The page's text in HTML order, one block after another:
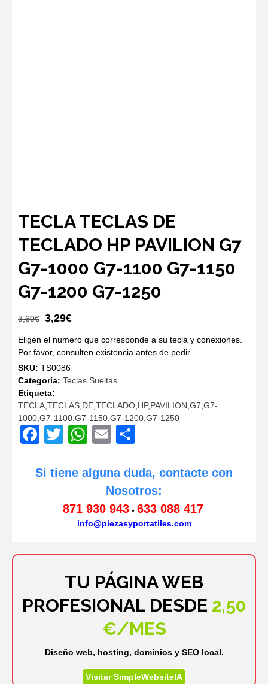
TECLA TECLAS DE
TECLADO HP PAVILION G7
G7-1000 G7-1100 G7-1150
G7-1200 G7-1250
3,60€ El
original
era:
3,60€.
3,29€
actual
es:
Eligen el numero que corresponde a su tecla y conexiones.
Por favor, consulten existencia antes de pedir
SKU: TS0086
Categoría: Teclas Sueltas
Etiqueta:
TECLA,TECLAS,DE,TECLADO,HP,PAVILION,G7,G7-
1000,G7-1100,G7-1150,G7-1200,G7-1250
Facebook
TwitterWhatsApp
Email
Si tiene alguna duda, contacte con
Nosotros:
871 930 943- 633 088 417
info@piezasyportatiles.com
TU PÁGINA WEB
PROFESIONAL DESDE 2,50
€/MES
Diseño web, hosting, dominios y SEO local.
Visitar SimpleWebsiteIA